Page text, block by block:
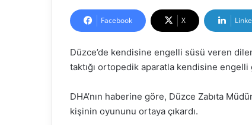
Facebook X
Düzce’de kendisine engelli süsü veren
taktığı ortopedik aparatla kendisine
DHA’nın haberine göre, Düzce Zabıta
kişinin oyununu ortaya çıkardı.